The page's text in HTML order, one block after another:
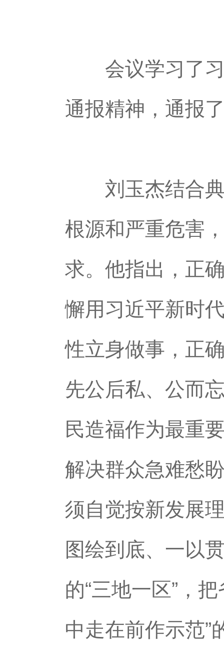
会议学习了习
通报精神，通报
刘玉杰结合典
根源和严重危害
求。他指出，正
懈用习近平新时
性立身做事，正
先公后私、公而
民造福作为最重
解决群众急难愁
须自觉按新发展
图绘到底、一以
的“三地一区”，
中走在前作示范”